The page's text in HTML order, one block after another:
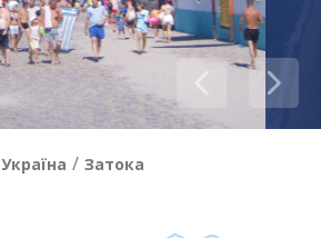
Україна / Затока